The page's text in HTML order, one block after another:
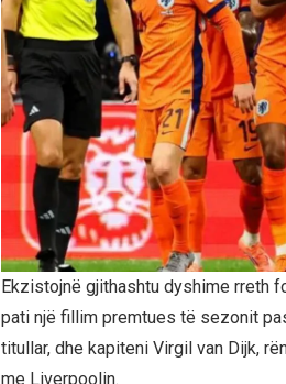
Ekzistojnë gjithashtu dyshime rreth
pati një fillim premtues të sezonit
titullar, dhe kapiteni Virgil van Dijk,
me Liverpoolin.